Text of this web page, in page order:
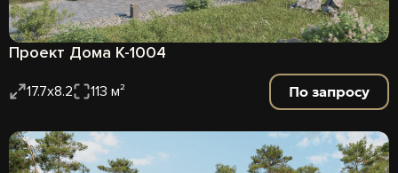
Проект Дома К-1004
17.7х8.2 113 м² По запросу